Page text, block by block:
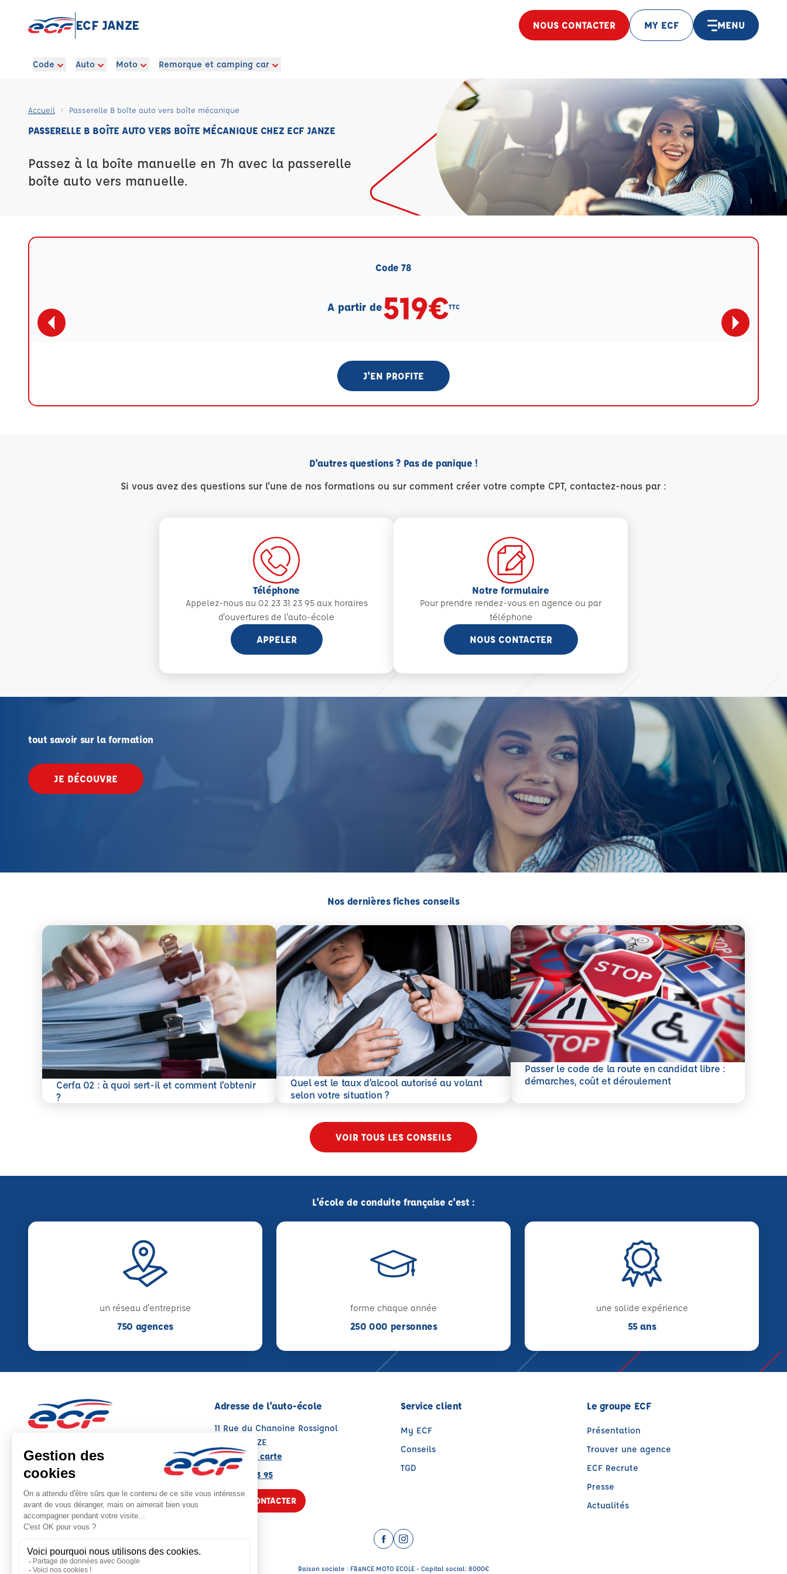
ECF JANZE NOUS CONTACTER MY ECF MENU
Code Auto Moto Remorque et camping car
Accueil Passerelle B boîte auto vers boîte mécanique
PASSERELLE B BOÎTE AUTO VERS BOÎTE MÉCANIQUE CHEZ ECF JANZE
Passez à la boîte manuelle en 7h avec la passerelle
boîte auto vers manuelle.
Code 78
A partir de519€TTC
J'EN PROFITE
D'autres questions ? Pas de panique !
Si vous avez des questions sur l'une de nos formations ou sur comment créer votre compte CPT, contactez-nous par :
Téléphone
Appelez-nous au 02 23 31 23 95 aux horaires
d'ouvertures de l'auto-école
APPELER
Notre formulaire
Pour prendre rendez-vous en agence ou par
téléphone
NOUS CONTACTER
tout savoir sur la formation
JE DÉCOUVRE
Nos dernières fiches conseils
Cerfa 02 : à quoi sert-il et comment l’obtenir
?
En savoir plus
Quel est le taux d’alcool autorisé au volant
selon votre situation ?
En savoir plus
Passer le code de la route en candidat libre :
démarches, coût et déroulement
En savoir plus
VOIR TOUS LES CONSEILS
L'école de conduite française c'est :
un réseau d'entreprise
750 agences
forme chaque année
250 000 personnes
une solide expérience
55 ans
Note : 4.9/5
Moyenne calculée sur 46 avis
Adresse de l'auto-école
11 Rue du Chanoine Rossignol
35100 JANZE
Voir sur la carte
02 23 31 23 95
NOUS CONTACTER
Service client
My ECF
Conseils
TGD
Le groupe ECF
Présentation
Trouver une agence
ECF Recrute
Presse
Actualités
Facebook (nouvelle fenêtre)
Instagram (nouvelle fenêtre)
Raison sociale : FRANCE MOTO ECOLE - Capital social: 8000€